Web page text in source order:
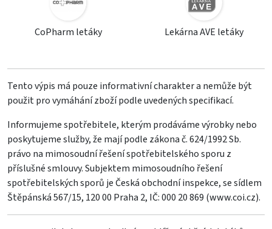
CoPharm letáky Lekárna AVE letáky
Tento výpis má pouze informativní charakter a nemůže být
použit pro vymáhání zboží podle uvedených specifikací.
Informujeme spotřebitele, kterým prodáváme výrobky nebo
poskytujeme služby, že mají podle zákona č. 624/1992 Sb.
právo na mimosoudní řešení spotřebitelského sporu z
příslušné smlouvy. Subjektem mimosoudního řešení
spotřebitelských sporů je Česká obchodní inspekce, se sídlem
Štěpánská 567/15, 120 00 Praha 2, IČ: 000 20 869 (www.coi.cz).